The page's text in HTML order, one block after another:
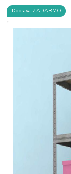
Doprava ZADARMO